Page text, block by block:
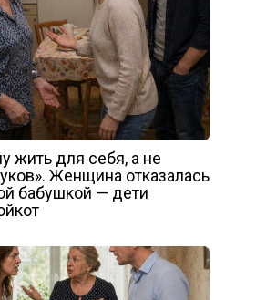
жить для себя, а не
Женщина отказалась
бабушкой — дети